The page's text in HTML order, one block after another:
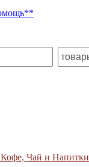
Чай и Напитки